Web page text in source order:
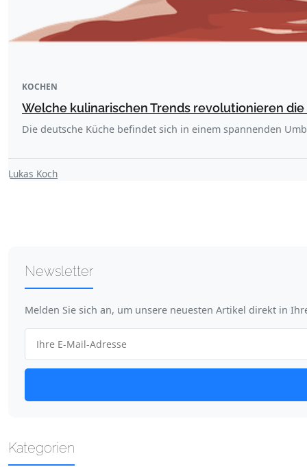
KOCHEN
Welche kulinarischen Trends revolutionieren
Die deutsche Küche befindet sich in einem spannenden
Lukas Koch
Newsletter
Melden Sie sich an, um unsere neuesten Artikel direkt in
Kategorien